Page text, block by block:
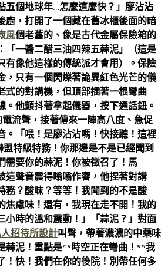
五個地球年…怎麼這麼快？」廖沾沾
廚，打開了一個藏在舊冰櫃後面的暗
風個老舊的、像是古代金屬保險箱的
「一醬二醋三油四辣五蒜泥」（這是
有像他這樣的傳統派才會用）。保險
，只有一個閃爍著詭異紅色光芒的儀
式的對講機，但頂部插著一根彎曲
。他顫抖著拿起儀器，按下通話鈕。
流聲，接著傳來一陣高八度、急促
。「喂！是廖沾沾嗎！快接聽！這裡
盟特級特務！你那邊是不是已經聞到
需要你的蒜泥！你被徵召了！馬
這聲音震得嗡嗡作響，他捏著對講
務？酸味？等等！我聞到的不是酸
焦慮味！還有，我現在走不開！我的
小時的溫和震動！」「蒜泥？」對面
招待所設計叫聲，帶著濃濃的中藥味
蒜泥！重點是**時空正在彎曲！**我
！快！我們在你的後院！別帶任何多